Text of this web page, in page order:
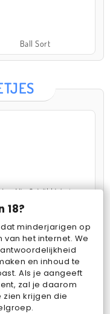
18?
minderjarigen op
het internet. We
en inhoud te
Als je aangeeft
zal je daarom
krijgen die
Ball Sort
2: Wild West
Bubbits